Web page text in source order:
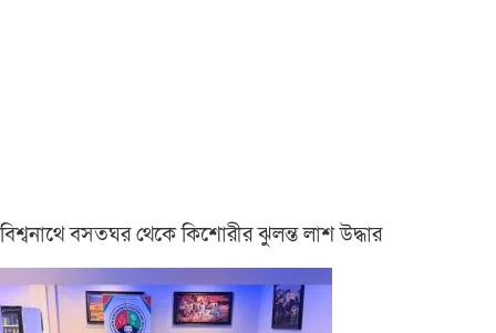
বিশ্বনাথে বসতঘর থেকে কিশোরীর ঝুলন্ত লাশ উদ্ধার